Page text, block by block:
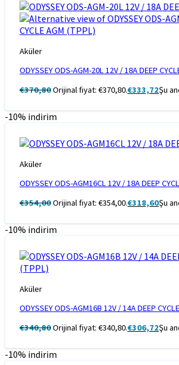
Aküler
ODYSSEY ODS-AGM-20L 12V / 18A DEEP
€370,80Orijinal fiyat: €370,80.€333,72Şu
-10% indirim
Aküler
ODYSSEY ODS-AGM16CL 12V / 18A DEEP
€354,00Orijinal fiyat: €354,00.€318,60Şu
-10% indirim
Aküler
ODYSSEY ODS-AGM16B 12V / 14A DEEP
€340,80Orijinal fiyat: €340,80.€306,72Şu
-10% indirim